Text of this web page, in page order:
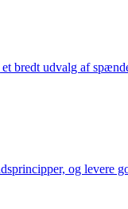
bredt udvalg af
og